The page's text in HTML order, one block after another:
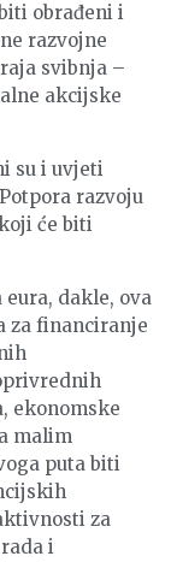
obrađeni i
razvojne
svibnja –
akcijske
su i uvjeti
razvoju
će biti
dakle, ova
za financiranje
ekonomske
malim
puta biti
za
i